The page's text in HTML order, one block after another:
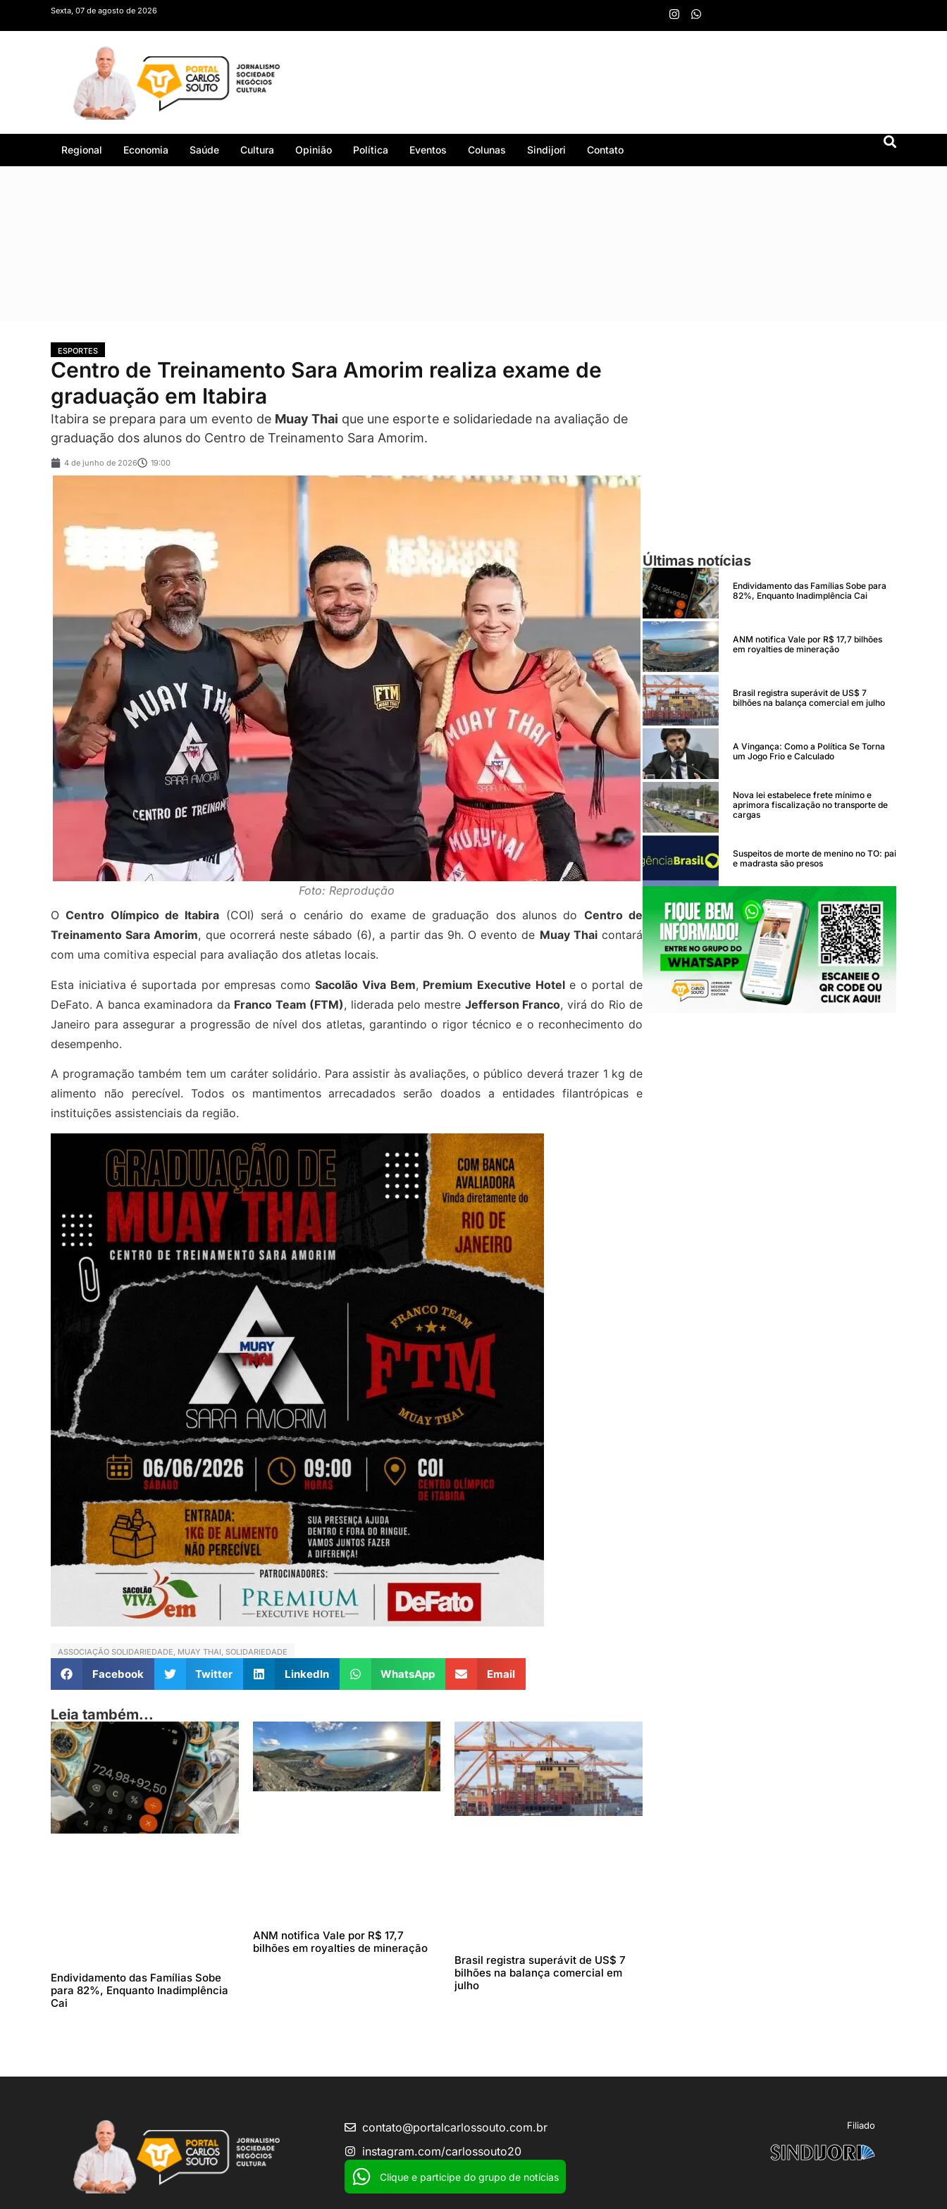
Sexta, 07 de agosto de 2026
Regional Economia Saúde Cultura Opinião Política Eventos Colunas Sindijori Contato
ESPORTES
Centro de Treinamento Sara Amorim realiza exame de
graduação em Itabira
Itabira se prepara para um evento de Muay Thai que une esporte e solidariedade na avaliação de
graduação dos alunos do Centro de Treinamento Sara Amorim.
4 de junho de 2026 19:00
Foto: Reprodução
OCentro Olímpico de Itabira (COI) será o cenário do exame de graduação dos alunos do Centro de
Treinamento Sara Amorim, que ocorrerá neste sábado (6), a partir das 9h. O evento de Muay Thaicontará
com uma comitiva especial para avaliação dos atletas locais.
Esta iniciativa é suportada por empresas comoSacolão Viva Bem, Premium Executive Hotele o portal de
DeFato. A banca examinadora da Franco Team (FTM), liderada pelo mestre Jefferson Franco, virá do Rio de
Janeiro para assegurar a progressão de nível dos atletas, garantindo o rigor técnico e o reconhecimento do
desempenho.
A programação também tem um caráter solidário. Para assistir às avaliações, o público deverá trazer 1 kg de
alimento não perecível. Todos os mantimentos arrecadados serão doados a entidades filantrópicas e
instituições assistenciais da região.
ASSOCIAÇÃO SOLIDARIEDADE, MUAY THAI, SOLIDARIEDADE
Facebook Twitter LinkedIn WhatsApp Email
Leia também...
Endividamento das Famílias Sobe
para 82%, Enquanto Inadimplência
Cai
ANM notifica Vale por R$ 17,7
bilhões em royalties de mineração
Brasil registra superávit de US$ 7
bilhões na balança comercial em
julho
Últimas notícias
Endividamento das Famílias Sobe para
82%, Enquanto Inadimplência Cai
ANM notifica Vale por R$ 17,7 bilhões
em royalties de mineração
Brasil registra superávit de US$ 7
bilhões na balança comercial em julho
A Vingança: Como a Política Se Torna
um Jogo Frio e Calculado
Nova lei estabelece frete mínimo e
aprimora fiscalização no transporte de
cargas
Suspeitos de morte de menino no TO: pai
e madrasta são presos
contato@portalcarlossouto.com.br
instagram.com/carlossouto20
Clique e participe do grupo de notícias
Filiado